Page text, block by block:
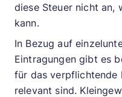
diese Steuer nicht an,
kann.
In Bezug auf
Eintragungen gibt es
für das verpflichtende
relevant sind.